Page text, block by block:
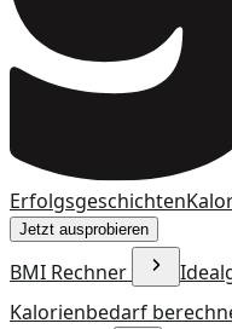
Erfolgsgeschichten
Jetzt ausprobieren
BMI Rechner
Kalorienbedarf